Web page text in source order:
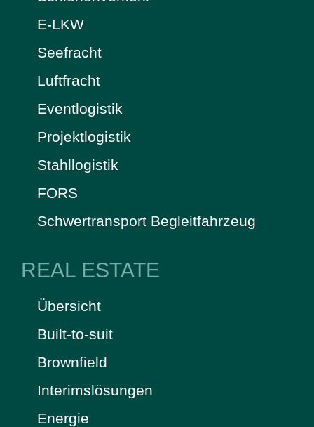
E-LKW
Seefracht
Luftfracht
Eventlogistik
Projektlogistik
Stahllogistik
FORS
Schwertransport Begleitfahrzeug
REAL ESTATE
Übersicht
Built-to-suit
Brownfield
Interimslösungen
Energie